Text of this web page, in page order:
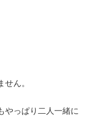
ん。
やっぱり二人一緒に